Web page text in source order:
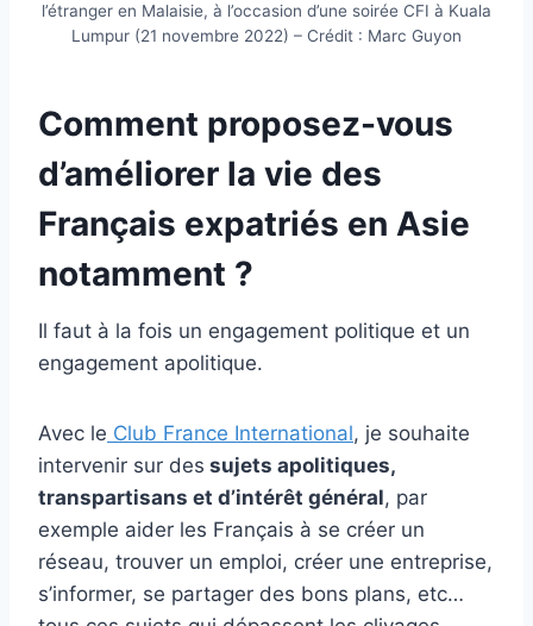
l’étranger en Malaisie, à l’occasion d’une soirée CFI à Kuala
Lumpur (21 novembre 2022) – Crédit : Marc Guyon
Comment proposez-vous
d’améliorer la vie des
Français expatriés en Asie
notamment ?
Il faut à la fois un engagement politique et un
engagement apolitique.
Avec le Club France International, je souhaite
intervenir sur des sujets apolitiques,
transpartisans et d’intérêt général, par
exemple aider les Français à se créer un
réseau, trouver un emploi, créer une entreprise,
s’informer, se partager des bons plans, etc…